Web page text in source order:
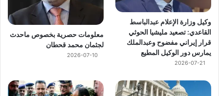
وكيل وزارة الإعلام عبدالباسط
القاعدي: تصعيد مليشيا الحوثي
قرار إيراني مفضوح وعبدالملك
يمارس دور الوكيل المطيع
2026-07-21
معلومات حصرية بخصوص ماحدث
لجثمان محمد قحطان
2026-07-10